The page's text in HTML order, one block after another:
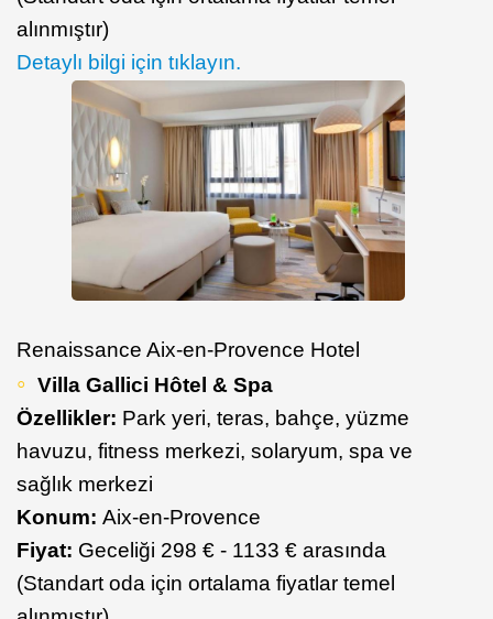
alınmıştır)
Detaylı bilgi için tıklayın.
Renaissance Aix-en-Provence Hotel
Villa Gallici Hôtel & Spa
Özellikler: Park yeri, teras, bahçe, yüzme
havuzu, fitness merkezi, solaryum, spa ve
sağlık merkezi
Konum: Aix-en-Provence
Fiyat: Geceliği 298 € - 1133 € arasında
(Standart oda için ortalama fiyatlar temel